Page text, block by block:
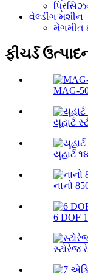
વેલ્ડીંગ મશીન
મેગમીત
ફીચર્ડ
MAG-
યૂહાર્ટ
યૂહાર્ટ
નાનો
6 DOF
સ્ટોરેજ